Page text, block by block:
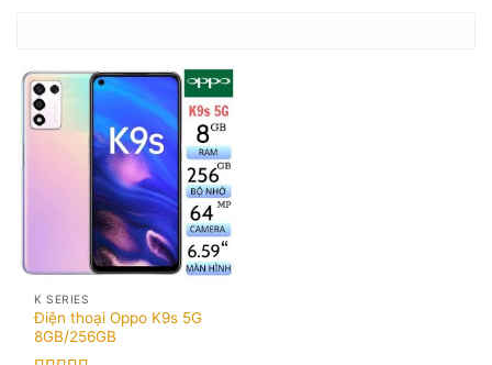
K SERIES
Điện thoại Oppo K9s 5G
8GB/256GB